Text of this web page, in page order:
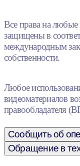
Все права на любые
защищены в
международным
собственности.
Любое
видеоматериалов
правообладателя
Сообщить об
Обращение в